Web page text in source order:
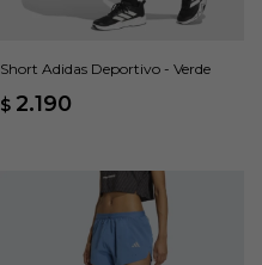
Short Adidas Deportivo - Verde
$ 2.190